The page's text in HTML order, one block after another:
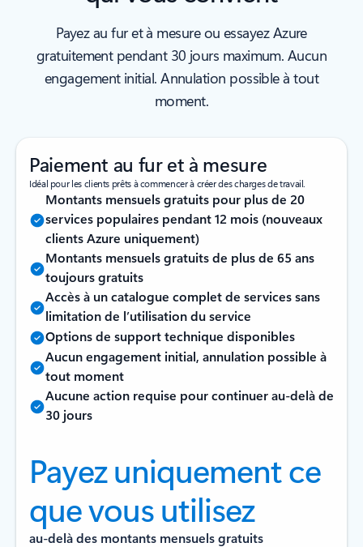
Payez au fur et à mesure ou essayez Azure
gratuitement pendant 30 jours maximum. Aucun
engagement initial. Annulation possible à tout
moment.
Paiement au fur et à mesure
Idéal pour les clients prêts à commencer à créer des charges de travail.
Montants mensuels gratuits pour plus de 20
services populaires pendant 12 mois (nouveaux
clients Azure uniquement)
Montants mensuels gratuits de plus de 65 ans
toujours gratuits
Accès à un catalogue complet de services sans
limitation de l’utilisation du service
Options de support technique disponibles
Aucun engagement initial, annulation possible à
tout moment
Aucune action requise pour continuer au-delà de
30 jours
Payez uniquement ce
que vous utilisez
au-delà des montants mensuels gratuits